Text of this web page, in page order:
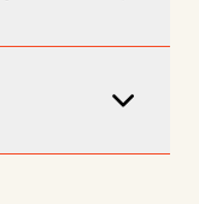
Person (ab